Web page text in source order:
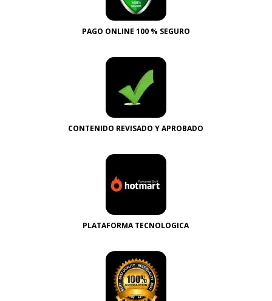
PAGO ONLINE 100 % SEGURO
CONTENIDO REVISADO Y APROBADO
PLATAFORMA TECNOLOGICA